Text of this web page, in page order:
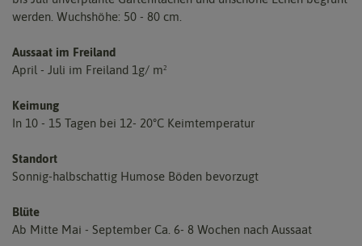
werden. Wuchshöhe: 50 - 80 cm.
Aussaat im Freiland
April - Juli im Freiland 1g/ m²
Keimung
In 10 - 15 Tagen bei 12- 20°C Keimtemperatur
Standort
Sonnig-halbschattig Humose Böden bevorzugt
Blüte
Ab Mitte Mai - September Ca. 6- 8 Wochen nach Aussaat